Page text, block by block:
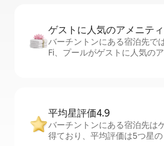
ゲストに人⁠気⁠のア⁠メ⁠ニ⁠テ⁠
バーチントンにある宿泊先で
Fi、プールがゲストに人気の
平均星評価4.9
バーチントンにある宿泊先は
得ており、平均評価は5つ星